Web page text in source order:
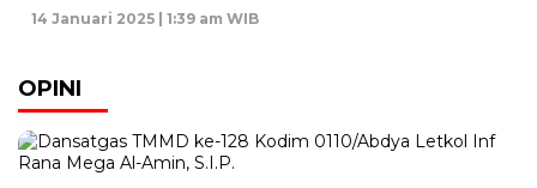
14 Januari 2025 | 1:39 am WIB
OPINI